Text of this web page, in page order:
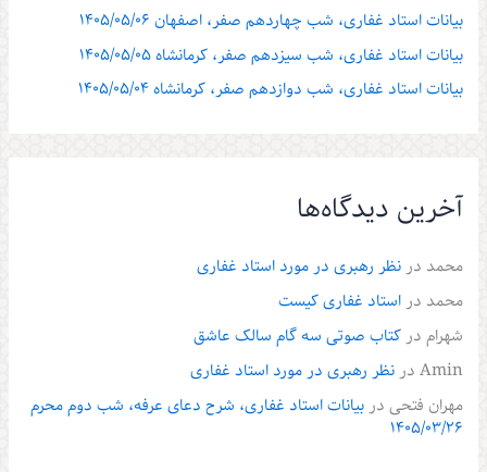
بیانات استاد غفاری، شب چهاردهم صفر، اصفهان ۱۴۰۵/۰۵/۰۶
بیانات استاد غفاری، شب سیزدهم صفر، کرمانشاه ۱۴۰۵/۰۵/۰۵
بیانات استاد غفاری، شب دوازدهم صفر، کرمانشاه ۱۴۰۵/۰۵/۰۴
آخرین دیدگاه‌ها
محمد درنظر رهبری در مورد استاد غفاری
محمد دراستاد غفاری کیست
شهرام درکتاب صوتی سه گام سالک عاشق
Amin درنظر رهبری در مورد استاد غفاری
مهران فتحی دربیانات استاد غفاری، شرح دعای عرفه، شب دوم محرم
۱۴۰۵/۰۳/۲۶